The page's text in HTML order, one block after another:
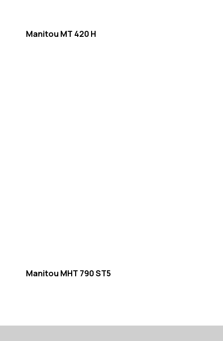
Manitou MT 420 H
Manitou MHT 790 ST5